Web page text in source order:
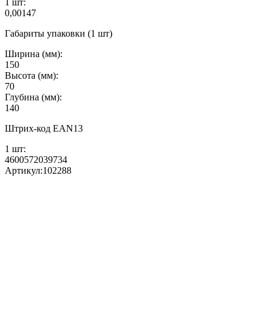
0,00147
Габариты упаковки (1 шт)
Ширина (мм):
150
Высота (мм):
70
Глубина (мм):
140
Штрих-код EAN13
1 шт:
4600572039734
Артикул:102288